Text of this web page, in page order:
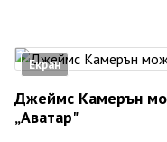
Екран
Джеймс Камерън
„Аватар"